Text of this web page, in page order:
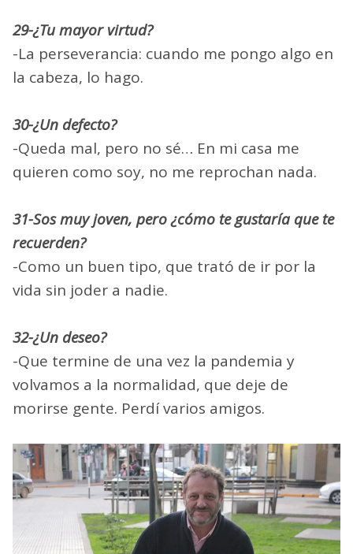
29-¿Tu mayor virtud?
-La perseverancia: cuando me pongo algo en
la cabeza, lo hago.
30-¿Un defecto?
-Queda mal, pero no sé… En mi casa me
quieren como soy, no me reprochan nada.
31-Sos muy joven, pero ¿cómo te gustaría que te
recuerden?
-Como un buen tipo, que trató de ir por la
vida sin joder a nadie.
32-¿Un deseo?
-Que termine de una vez la pandemia y
volvamos a la normalidad, que deje de
morirse gente. Perdí varios amigos.